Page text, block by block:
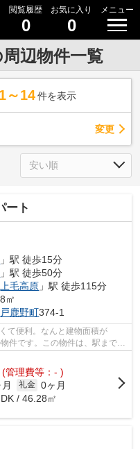
閲覧履歴
0
お気に入り
0
メニュー
辺物件一覧
1～14 件を表示
変更
ート
」駅 徒歩15分
」駅 徒歩50分
上毛高原 」駅 徒歩115分
㎡
戸鹿野町374-1
て便利。なんと建物面積が
件です。この物件は、駅まで徒
(管理費等：- )
礼金 0ヶ月
/ 46.28㎡